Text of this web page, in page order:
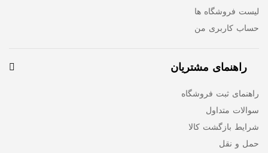
لیست فروشگاه ها
حساب کاربری من
راهنمای مشتریان
راهنمای ثبت فروشگاه
سوالات متداول
شرایط بازگشت کالا
حمل و نقل